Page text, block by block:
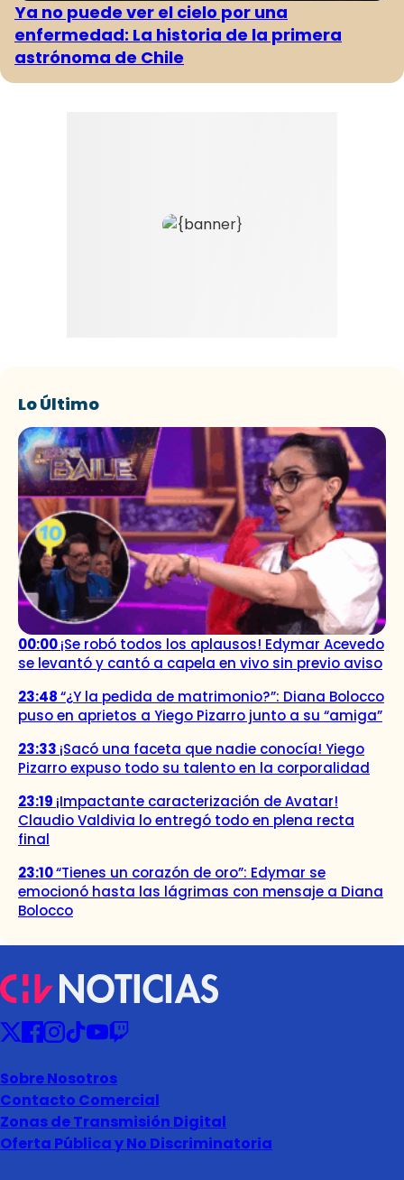
Ya no puede ver el cielo por una
enfermedad: La historia de la primera
astrónoma de Chile
Lo Último
00:00¡Se robó todos los aplausos! Edymar Acevedo
se levantó y cantó a capela en vivo sin previo aviso
23:48“¿Y la pedida de matrimonio?”: Diana Bolocco
puso en aprietos a Yiego Pizarro junto a su “amiga”
23:33 ¡Sacó una faceta que nadie conocía! Yiego
Pizarro expuso todo su talento en la corporalidad
23:19 ¡Impactante caracterización de Avatar!
Claudio Valdivia lo entregó todo en plena recta
final
23:10“Tienes un corazón de oro”: Edymar se
emocionó hasta las lágrimas con mensaje a Diana
Bolocco
Sobre Nosotros
Contacto Comercial
Zonas de Transmisión Digital
Oferta Pública y No Discriminatoria